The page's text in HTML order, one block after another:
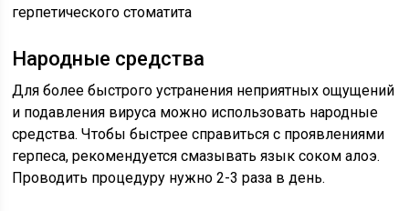
герпетического стоматита
Народные средства
Для более быстрого устранения неприятных ощущений
и подавления вируса можно использовать народные
средства. Чтобы быстрее справиться с проявлениями
герпеса, рекомендуется смазывать язык соком алоэ.
Проводить процедуру нужно 2-3 раза в день.